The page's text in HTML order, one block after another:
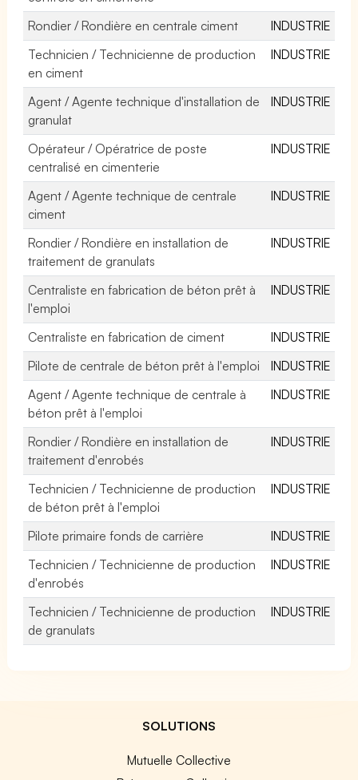
Rondier / Rondière en centrale ciment
INDUSTRIE
Technicien / Technicienne de production
en ciment
INDUSTRIE
Agent / Agente technique d'installation de
granulat
INDUSTRIE
Opérateur / Opératrice de poste
centralisé en cimenterie
INDUSTRIE
Agent / Agente technique de centrale
ciment
INDUSTRIE
Rondier / Rondière en installation de
traitement de granulats
INDUSTRIE
Centraliste en fabrication de béton prêt à
l'emploi
INDUSTRIE
Centraliste en fabrication de ciment
INDUSTRIE
Pilote de centrale de béton prêt à l'emploi
INDUSTRIE
Agent / Agente technique de centrale à
béton prêt à l'emploi
INDUSTRIE
Rondier / Rondière en installation de
traitement d'enrobés
INDUSTRIE
Technicien / Technicienne de production
de béton prêt à l'emploi
INDUSTRIE
Pilote primaire fonds de carrière
INDUSTRIE
Technicien / Technicienne de production
d'enrobés
INDUSTRIE
Technicien / Technicienne de production
de granulats
INDUSTRIE
SOLUTIONS
Mutuelle Collective